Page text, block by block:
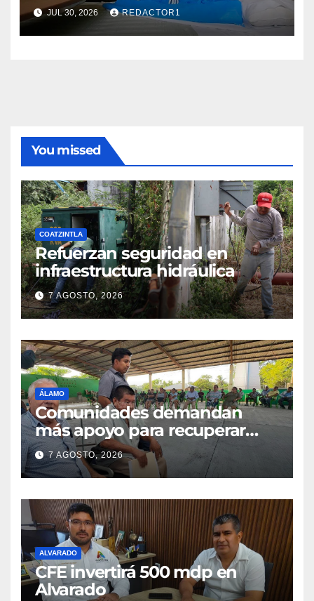
JUL 30, 2026 REDACTOR1
You missed
COATZINTLA
Refuerzan seguridad en
infraestructura hidráulica
7 AGOSTO, 2026
ÁLAMO
Comunidades demandan
más apoyo para recuperar
parcelas
7 AGOSTO, 2026
ALVARADO
CFE invertirá 500 mdp en
Alvarado